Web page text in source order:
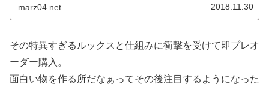
marz04.net 2018.11.30
その特異すぎるルックスと仕組みに衝撃を受けて即プレオ
ーダー購入。
面白い物を作る所だなぁってその後注目するようになった